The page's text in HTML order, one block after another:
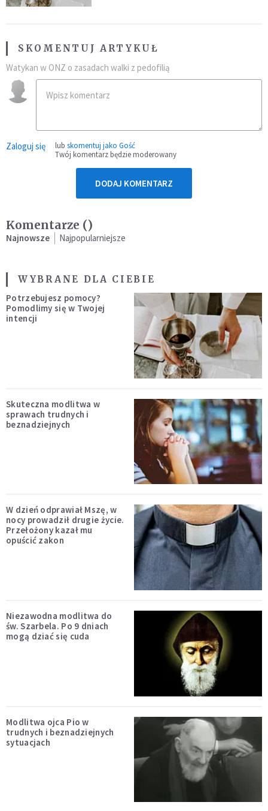
SKOMENTUJ ARTYKUŁ
Watykan w ONZ o zasadach walki z pedofilią
Zaloguj się lub skomentuj jako Gość
Twój komentarz będzie moderowany
DODAJ KOMENTARZ
Komentarze ()
Najnowsze Najpopularniejsze
WYBRANE DLA CIEBIE
Potrzebujesz pomocy?
Pomodlimy się w Twojej
intencji
Skuteczna modlitwa w
sprawach trudnych i
beznadziejnych
W dzień odprawiał Mszę, w
nocy prowadził drugie życie.
Przełożony kazał mu
opuścić zakon
Niezawodna modlitwa do
św. Szarbela. Po 9 dniach
mogą dziać się cuda
Modlitwa ojca Pio w
trudnych i beznadziejnych
sytuacjach